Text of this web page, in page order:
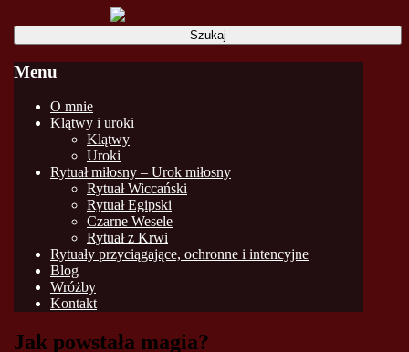
Szukaj:
Menu
Skip
O mnie
Klątwy i uroki
Klątwy
Uroki
Rytuał miłosny – Urok miłosny
Rytuał Wiccański
Rytuał Egipski
Czarne Wesele
Rytuał z Krwi
Rytuały przyciągające, ochronne i intencyjne
Blog
Wróżby
Kontakt
Jak powstała magia?